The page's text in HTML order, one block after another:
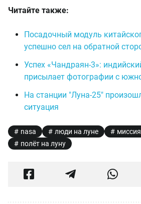
Читайте также:
Посадочный модуль
успешно сел на обратной
Успех «Чандраян-3»:
присылает фотографии с
На станции "Луна-25"
ситуация
nasa люди на луне
полёт на луну